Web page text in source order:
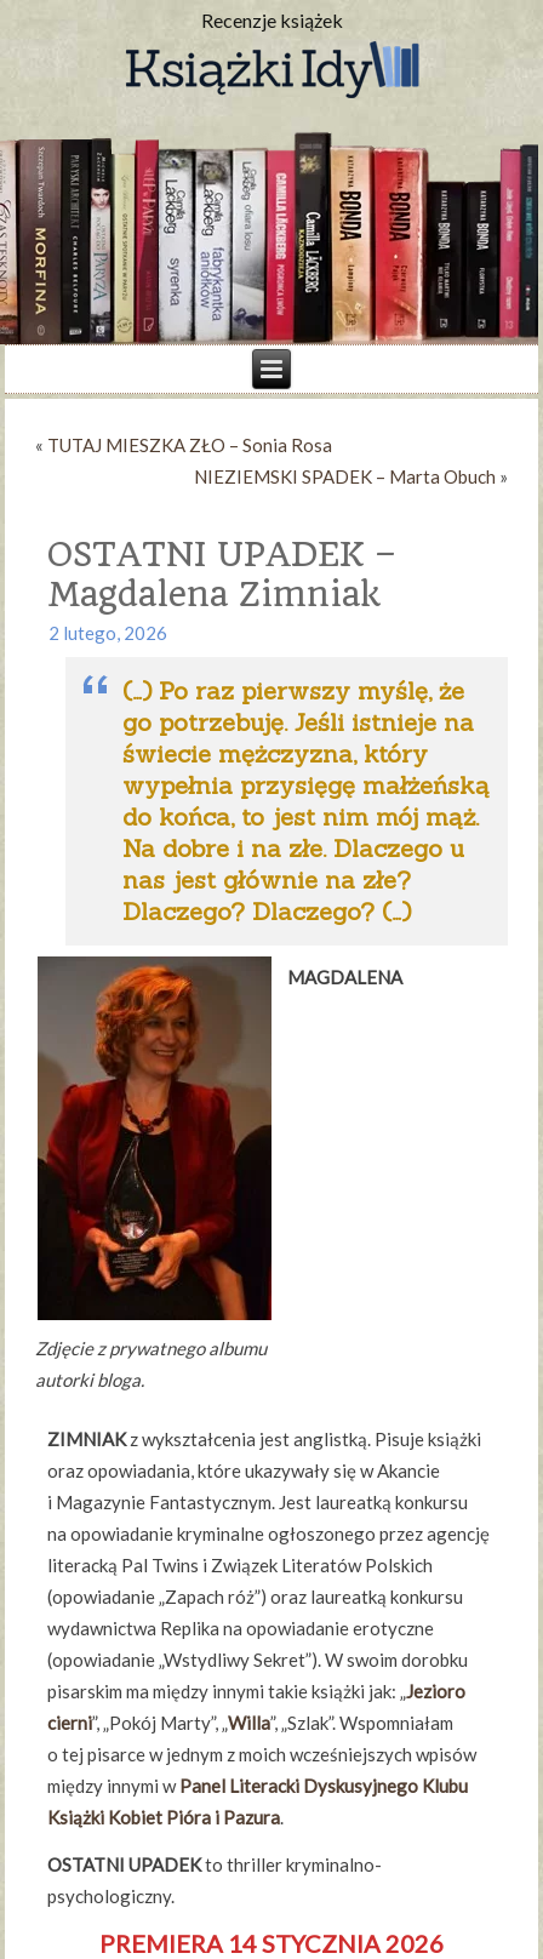
Recenzje książek
« TUTAJ MIESZKA ZŁO – Sonia Rosa
NIEZIEMSKI SPADEK – Marta Obuch »
OSTATNI UPADEK –
Magdalena Zimniak
2 lutego, 2026
(…) Po raz pierwszy myślę, że
go potrzebuję. Jeśli istnieje na
świecie mężczyzna, który
wypełnia przysięgę małżeńską
do końca, to jest nim mój mąż.
Na dobre i na złe. Dlaczego u
nas jest głównie na złe?
Dlaczego? Dlaczego? (…)
Zdjęcie z prywatnego albumu
autorki bloga.
MAGDALENA
ZIMNIAKz wykształcenia jest anglistką. Pisuje książki
oraz opowiadania, które ukazywały się w Akancie
i Magazynie Fantastycznym. Jest laureatką konkursu
na opowiadanie kryminalne ogłoszonego przez agencję
literacką Pal Twins i Związek Literatów Polskich
(opowiadanie „Zapach róż”) oraz laureatką konkursu
wydawnictwa Replika na opowiadanie erotyczne
(opowiadanie „Wstydliwy Sekret”). W swoim dorobku
pisarskim ma między innymi takie książki jak: „
Jezioro
cierni”, „Pokój Marty”, „Willa”, „Szlak”. Wspomniałam
o tej pisarce w jednym z moich wcześniejszych wpisów
między innymi wPanel Literacki Dyskusyjnego Klubu
Książki Kobiet Pióra i Pazura
OSTATNI UPADEKto thriller kryminalno-
psychologiczny.
PREMIERA 14 STYCZNIA 2026